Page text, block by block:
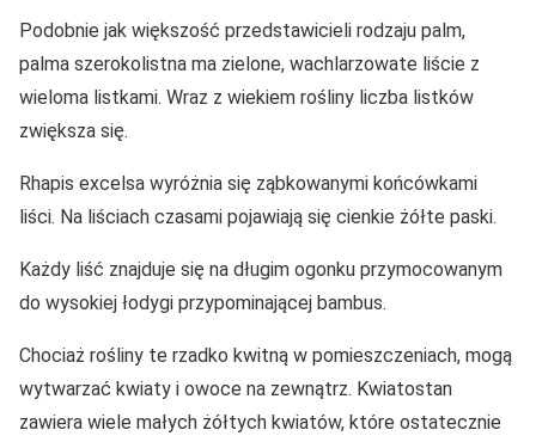
Podobnie jak większość przedstawicieli rodzaju palm,
palma szerokolistna ma zielone, wachlarzowate liście z
wieloma listkami. Wraz z wiekiem rośliny liczba listków
zwiększa się.
Rhapis excelsa wyróżnia się ząbkowanymi końcówkami
liści. Na liściach czasami pojawiają się cienkie żółte paski.
Każdy liść znajduje się na długim ogonku przymocowanym
do wysokiej łodygi przypominającej bambus.
Chociaż rośliny te rzadko kwitną w pomieszczeniach, mogą
wytwarzać kwiaty i owoce na zewnątrz. Kwiatostan
zawiera wiele małych żółtych kwiatów, które ostatecznie